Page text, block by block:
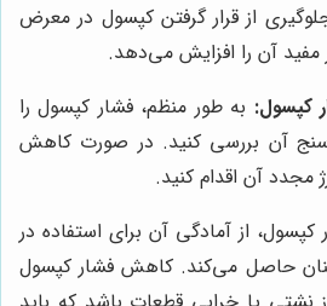
از قرار گرفتن کپسول در معرض
مفید آن را افزایش می‌دهد.
کپسول: به طور منظم، فشار کپسول را
آن بررسی کنید. در صورت کاهش
مجدد آن اقدام کنید.
از آمادگی آن برای استفاده در
حاصل می‌کند. کاهش فشار کپسول